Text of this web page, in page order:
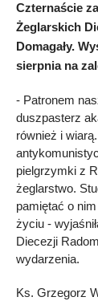
Czternaście
Żeglarskich
Domagały.
sierpnia na
- Patronem
duszpasterz
również i
pielgrzymki z
żeglarstwo.
pamiętać o
życiu -
Diecezji
wydarzenia.
Ks. Grzegorz